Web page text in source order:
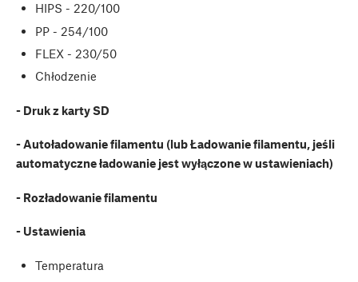
HIPS - 220/100
PP - 254/100
FLEX - 230/50
Chłodzenie
- Druk z karty SD
- Autoładowanie filamentu (lub Ładowanie filamentu, jeśli
automatyczne ładowanie jest wyłączone w ustawieniach)
- Rozładowanie filamentu
- Ustawienia
Temperatura